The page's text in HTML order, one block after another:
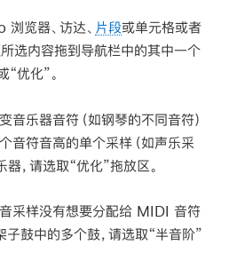
览器、访达、 片段或单元格或者
选内容拖到导航栏中的其中一个
“优化”。
音乐器音符（如钢琴的不同音符）
音符音高的单个采样（如声乐采
器，请选取“优化”拖放区。
采样没有想要分配给 MIDI 音符
子鼓中的多个鼓，请选取“半音阶”